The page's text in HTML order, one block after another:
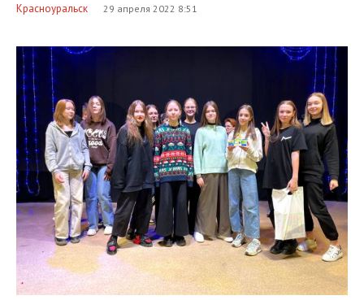
Красноуральск 29 апреля 2022 8:51